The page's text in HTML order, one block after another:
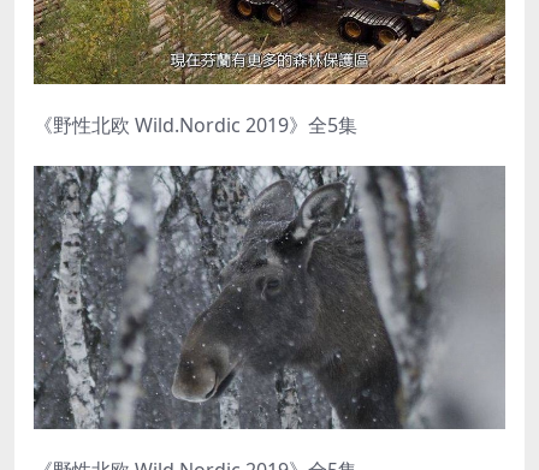
《野性北欧 Wild.Nordic 2019》全5集